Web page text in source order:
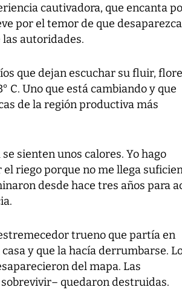
cautivadora, que encanta
por el temor de que desaparezca
autoridades.
que dejan escuchar su fluir,
C. Uno que está cambiando y que
de la región productiva más
sienten unos calores. Yo hago
riego porque no me llega
desde hace tres años para
trueno que partía en
y que la hacía derrumbarse.
del mapa. Las
quedaron destruidas.